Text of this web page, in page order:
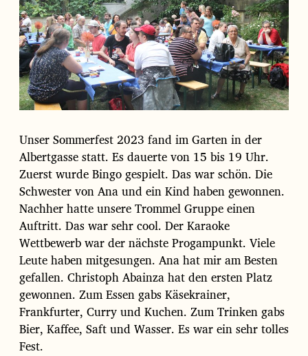
a
t
u
m
Unser Sommerfest 2023 fand im Garten in der
Albertgasse statt. Es dauerte von 15 bis 19 Uhr.
Zuerst wurde Bingo gespielt. Das war schön. Die
Schwester von Ana und ein Kind haben gewonnen.
Nachher hatte unsere Trommel Gruppe einen
Auftritt. Das war sehr cool. Der Karaoke
Wettbewerb war der nächste Progampunkt. Viele
Leute haben mitgesungen. Ana hat mir am Besten
gefallen. Christoph Abainza hat den ersten Platz
gewonnen. Zum Essen gabs Käsekrainer,
Frankfurter, Curry und Kuchen. Zum Trinken gabs
Bier, Kaffee, Saft und Wasser. Es war ein sehr tolles
Fest.